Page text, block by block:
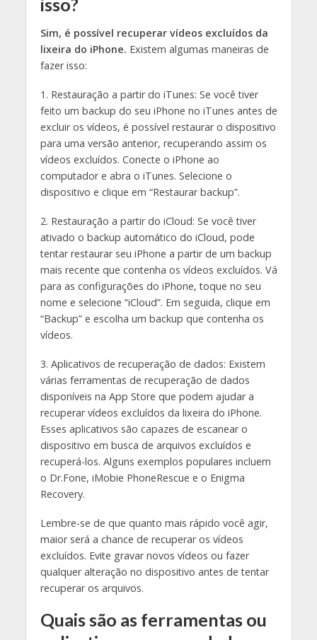
isso?
Sim, é possível recuperar vídeos excluídos da
lixeira do iPhone. Existem algumas maneiras de
fazer isso:
1. Restauração a partir do iTunes: Se você tiver
feito um backup do seu iPhone no iTunes antes de
excluir os vídeos, é possível restaurar o dispositivo
para uma versão anterior, recuperando assim os
vídeos excluídos. Conecte o iPhone ao
computador e abra o iTunes. Selecione o
dispositivo e clique em “Restaurar backup”.
2. Restauração a partir do iCloud: Se você tiver
ativado o backup automático do iCloud, pode
tentar restaurar seu iPhone a partir de um backup
mais recente que contenha os vídeos excluídos. Vá
para as configurações do iPhone, toque no seu
nome e selecione “iCloud”. Em seguida, clique em
“Backup” e escolha um backup que contenha os
vídeos.
3. Aplicativos de recuperação de dados: Existem
várias ferramentas de recuperação de dados
disponíveis na App Store que podem ajudar a
recuperar vídeos excluídos da lixeira do iPhone.
Esses aplicativos são capazes de escanear o
dispositivo em busca de arquivos excluídos e
recuperá-los. Alguns exemplos populares incluem
o Dr.Fone, iMobie PhoneRescue e o Enigma
Recovery.
Lembre-se de que quanto mais rápido você agir,
maior será a chance de recuperar os vídeos
excluídos. Evite gravar novos vídeos ou fazer
qualquer alteração no dispositivo antes de tentar
recuperar os arquivos.
Quais são as ferramentas ou